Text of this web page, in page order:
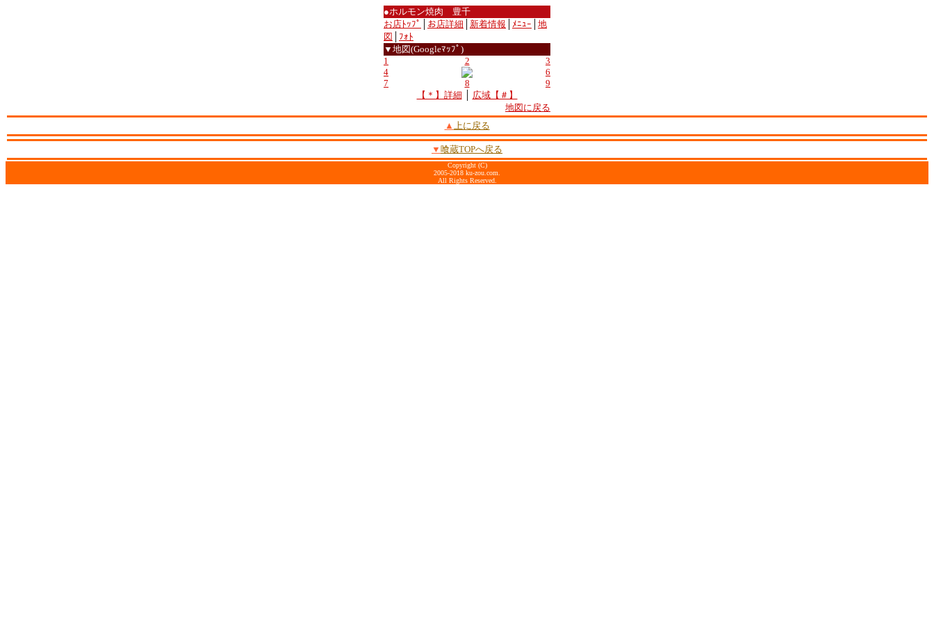
●ホルモン焼肉 豊千
お店ﾄｯﾌﾟ
お店詳細 新着情報 ﾒﾆｭｰ
地
図
ﾌｫﾄ
▼地図(Googleﾏｯﾌﾟ)
1
2
3
4
6
7
8
9
【＊】詳細
広域【＃】
地図に戻る
▲ 上に戻る
▼ 喰蔵TOPへ戻る
Copyright (C)
2005-2018 ku-zou.com.
All Rights Reserved.